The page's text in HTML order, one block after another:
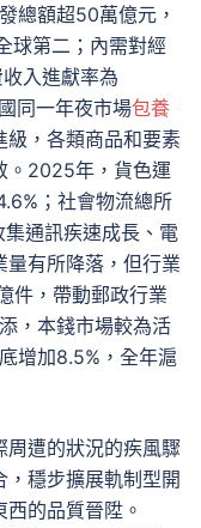
總額超50萬億元，
球第二；內需對經
入進獻率為
同一年夜市場包養
級，各類商品和要素
。2025年，貨色運
；社會物流總所
通訊疾速成長、電
有所降落，但行業
件，帶動郵政行業
，本錢市場較為活
增加8.5%，全年滬
周遭的狀況的疾風驟
穩步擴展軌制型開
的品質晉陞。